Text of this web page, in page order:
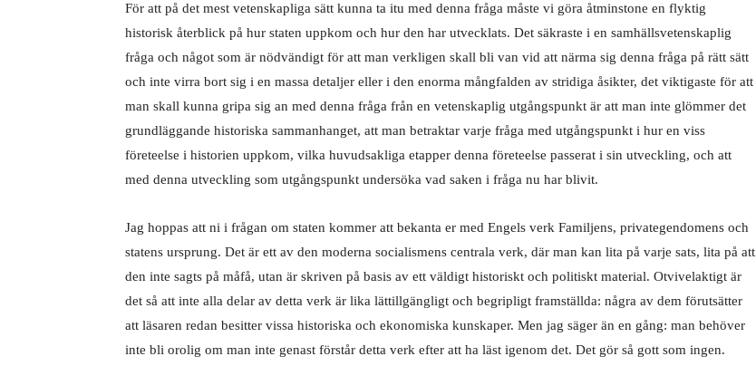
För att på det mest vetenskapliga sätt kunna ta itu med denna fråga måste vi göra åtminstone en flyktig
historisk återblick på hur staten uppkom och hur den har utvecklats. Det säkraste i en samhällsvetenskaplig
fråga och något som är nödvändigt för att man verkligen skall bli van vid att närma sig denna fråga på rätt sätt
och inte virra bort sig i en massa detaljer eller i den enorma mångfalden av stridiga åsikter, det viktigaste för att
man skall kunna gripa sig an med denna fråga från en vetenskaplig utgångspunkt är att man inte glömmer det
grundläggande historiska sammanhanget, att man betraktar varje fråga med utgångspunkt i hur en viss
företeelse i historien uppkom, vilka huvudsakliga etapper denna företeelse passerat i sin utveckling, och att
med denna utveckling som utgångspunkt undersöka vad saken i fråga nu har blivit.
Jag hoppas att ni i frågan om staten kommer att bekanta er med Engels verk Familjens, privategendomens och
statens ursprung. Det är ett av den moderna socialismens centrala verk, där man kan lita på varje sats, lita på att
den inte sagts på måfå, utan är skriven på basis av ett väldigt historiskt och politiskt material. Otvivelaktigt är
det så att inte alla delar av detta verk är lika lättillgängligt och begripligt framställda: några av dem förutsätter
att läsaren redan besitter vissa historiska och ekonomiska kunskaper. Men jag säger än en gång: man behöver
inte bli orolig om man inte genast förstår detta verk efter att ha läst igenom det. Det gör så gott som ingen.